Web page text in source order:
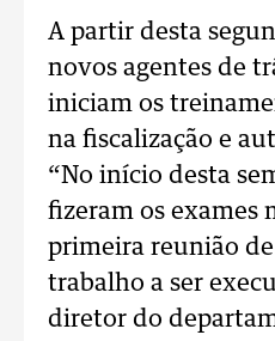
A partir desta
novos agentes de
iniciam os
na fiscalização e
“No início desta
fizeram os exames
primeira reunião
trabalho a ser
diretor do